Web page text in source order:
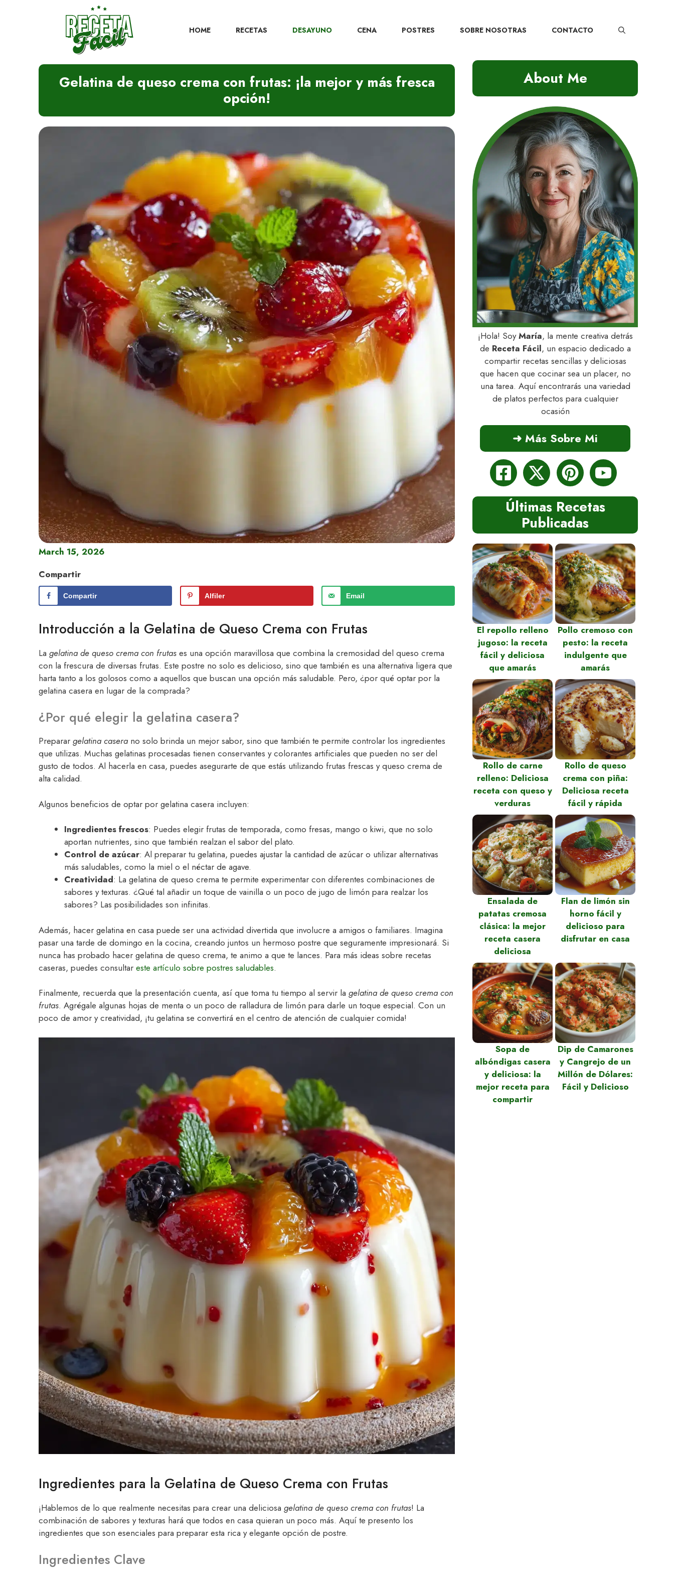
HOME RECETAS DESAYUNO CENA POSTRES SOBRE NOSOTRAS CONTACTO
Gelatina de queso crema con frutas: ¡la mejor y más fresca
opción!
March 15, 2026
Compartir
Compartir Alfiler Email
Introducción a la Gelatina de Queso Crema con Frutas
La gelatina de queso crema con frutas es una opción maravillosa que combina la cremosidad del queso crema
con la frescura de diversas frutas. Este postre no solo es delicioso, sino que también es una alternativa ligera que
harta tanto a los golosos como a aquellos que buscan una opción más saludable. Pero, ¿por qué optar por la
gelatina casera en lugar de la comprada?
¿Por qué elegir la gelatina casera?
Preparar gelatina casera no solo brinda un mejor sabor, sino que también te permite controlar los ingredientes
que utilizas. Muchas gelatinas procesadas tienen conservantes y colorantes artificiales que pueden no ser del
gusto de todos. Al hacerla en casa, puedes asegurarte de que estás utilizando frutas frescas y queso crema de
alta calidad.
Algunos beneficios de optar por gelatina casera incluyen:
Ingredientes frescos: Puedes elegir frutas de temporada, como fresas, mango o kiwi, que no solo
aportan nutrientes, sino que también realzan el sabor del plato.
Control de azúcar: Al preparar tu gelatina, puedes ajustar la cantidad de azúcar o utilizar alternativas
más saludables, como la miel o el néctar de agave.
Creatividad: La gelatina de queso crema te permite experimentar con diferentes combinaciones de
sabores y texturas. ¿Qué tal añadir un toque de vainilla o un poco de jugo de limón para realzar los
sabores? Las posibilidades son infinitas.
Además, hacer gelatina en casa puede ser una actividad divertida que involucre a amigos o familiares. Imagina
pasar una tarde de domingo en la cocina, creando juntos un hermoso postre que seguramente impresionará. Si
nunca has probado hacer gelatina de queso crema, te animo a que te lances. Para más ideas sobre recetas
caseras, puedes consultar este artículo sobre postres saludables.
Finalmente, recuerda que la presentación cuenta, así que toma tu tiempo al servir la gelatina de queso crema con
frutas. Agrégale algunas hojas de menta o un poco de ralladura de limón para darle un toque especial. Con un
poco de amor y creatividad, ¡tu gelatina se convertirá en el centro de atención de cualquier comida!
Ingredientes para la Gelatina de Queso Crema con Frutas
¡Hablemos de lo que realmente necesitas para crear una deliciosa gelatina de queso crema con frutas! La
combinación de sabores y texturas hará que todos en casa quieran un poco más. Aquí te presento los
ingredientes que son esenciales para preparar esta rica y elegante opción de postre.
Ingredientes Clave
About Me
¡Hola! SoyMaría, la mente creativa detrás
de Receta Fácil, un espacio dedicado a
compartir recetas sencillas y deliciosas
que hacen que cocinar sea un placer, no
una tarea. Aquí encontrarás una variedad
de platos perfectos para cualquier
ocasión
➜ Más Sobre Mi
Últimas Recetas
Publicadas
El repollo relleno
jugoso: la receta
fácil y deliciosa
que amarás
Pollo cremoso con
pesto: la receta
indulgente que
amarás
Rollo de carne
relleno: Deliciosa
receta con queso y
verduras
Rollo de queso
crema con piña:
Deliciosa receta
fácil y rápida
Ensalada de
patatas cremosa
clásica: la mejor
receta casera
deliciosa
Flan de limón sin
horno fácil y
delicioso para
disfrutar en casa
Sopa de
albóndigas casera
y deliciosa: la
mejor receta para
compartir
Dip de Camarones
y Cangrejo de un
Millón de Dólares:
Fácil y Delicioso